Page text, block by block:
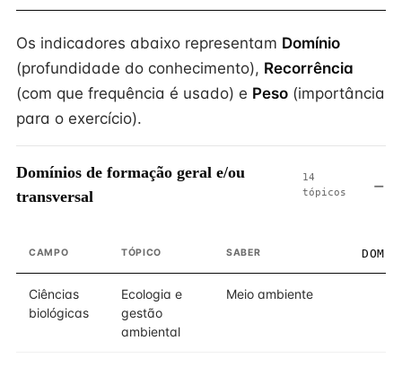
Os indicadores abaixo representam Domínio
(profundidade do conhecimento), Recorrência
(com que frequência é usado) e Peso (importância
para o exercício).
Domínios de formação geral e/ou
transversal
14
tópicos
CAMPO TÓPICO SABER
Ciências
biológicas
Ecologia e
gestão
ambiental
Meio ambiente